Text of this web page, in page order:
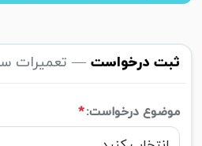
ثبت درخواست — تعمیرات
موضوع درخواست:*